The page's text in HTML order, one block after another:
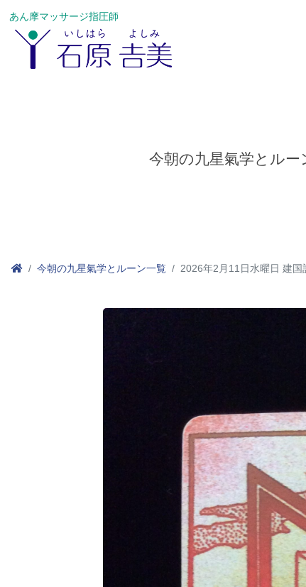
あん摩マッサージ指圧師
今朝の九星氣学とルー
今朝の九星氣学とルーン一覧 2026年2月11日水曜日 建国